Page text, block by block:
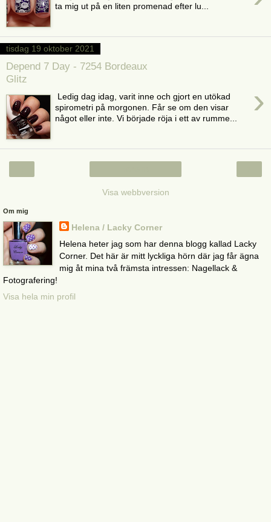
ta mig ut på en liten promenad efter lu...
tisdag 19 oktober 2021
Depend 7 Day - 7254 Bordeaux
Glitz
›
Ledig dag idag, varit inne och gjort en utökad
spirometri på morgonen. Får se om den visar
något eller inte. Vi började röja i ett av rumme...
Visa webbversion
Om mig
Helena / Lacky Corner
Helena heter jag som har denna blogg kallad Lacky
Corner. Det här är mitt lyckliga hörn där jag får ägna
mig åt mina två främsta intressen: Nagellack &
Fotografering!
Visa hela min profil